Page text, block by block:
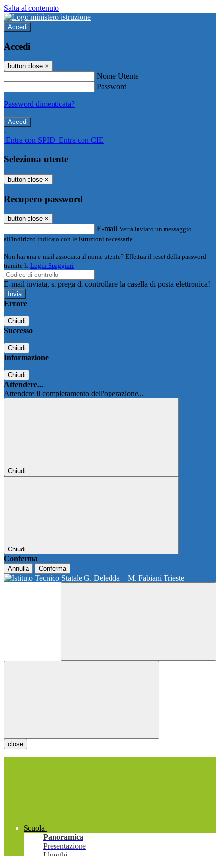
Salta al contenuto
Accedi
Accedi
button close ×
Nome Utente
Password
Password dimenticata?
-
Entra con SPID Entra con CIE
Seleziona utente
button close ×
Recupero password
button close ×
E-mail Verrà inviato un messaggio
all'indirizzo indicato con le istruzioni necessarie.
Non hai una e-mail associata al nome utente? Effettua il reset della password
tramite la Login Spaggiari
E-mail inviata, si prega di controllare la casella di posta elettronica!
Errore
Chiudi
Successo
Chiudi
Informazione
Chiudi
Attendere...
Attendere il completamento dell'operazione...
Chiudi
Chiudi
Conferma
Annulla Conferma
close
Scuola
Panoramica
Presentazione